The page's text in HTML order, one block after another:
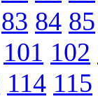
83 84 85
101 102
114 115